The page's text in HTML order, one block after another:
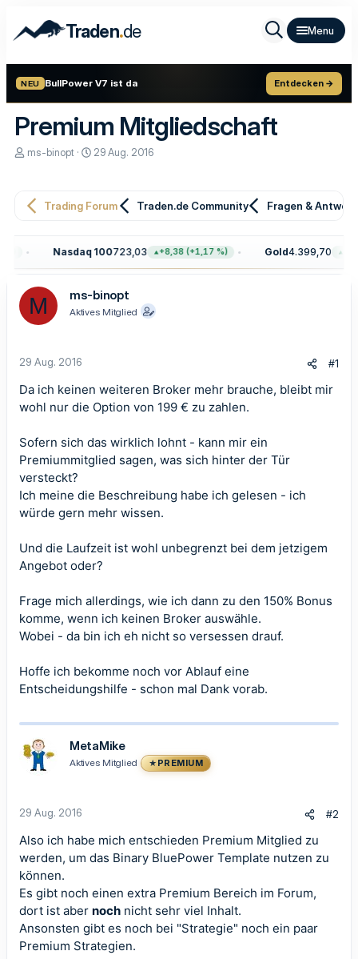
Traden.de
NEU BullPower V7 ist da Entdecken →
Premium Mitgliedschaft
E
e
r
ms-binopt
E
e
a
m
29 Aug. 2016
Trading Forum Traden.de Community Fragen &
Nasdaq 100723,03 +8,38 (+1,17 %) Gold4.399,70
M ms-binopt
Aktives Mitglied
29 Aug. 2016 #1
Da ich keinen weiteren Broker mehr brauche, bleibt mir
wohl nur die Option von 199 € zu zahlen.
Sofern sich das wirklich lohnt - kann mir ein
Premiummitglied sagen, was sich hinter der Tür
versteckt?
Ich meine die Beschreibung habe ich gelesen - ich
würde gern mehr wissen.
Und die Laufzeit ist wohl unbegrenzt bei dem jetzigem
Angebot oder?
Frage mich allerdings, wie ich dann zu den 150% Bonus
komme, wenn ich keinen Broker auswähle.
Wobei - da bin ich eh nicht so versessen drauf.
Hoffe ich bekomme noch vor Ablauf eine
Entscheidungshilfe - schon mal Dank vorab.
MetaMike
Aktives Mitglied PREMIUM
29 Aug. 2016 #2
Also ich habe mich entschieden Premium Mitglied zu
werden, um das Binary BluePower Template nutzen zu
können.
Es gibt noch einen extra Premium Bereich im Forum,
dort ist aber noch nicht sehr viel Inhalt.
Ansonsten gibt es noch bei "Strategie" noch ein paar
Premium Strategien.